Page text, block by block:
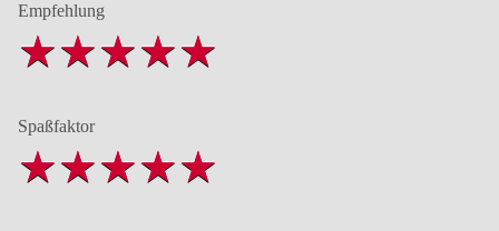
Empfehlung
Spaßfaktor